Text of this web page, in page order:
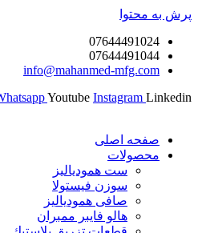
محتوا
info@mahanmed-
WhatsappYoutube Instagram
اصلی
ست همودیالیز
سوزن فیستولا
صافی همودیالیز
هالو فایبر ممبران